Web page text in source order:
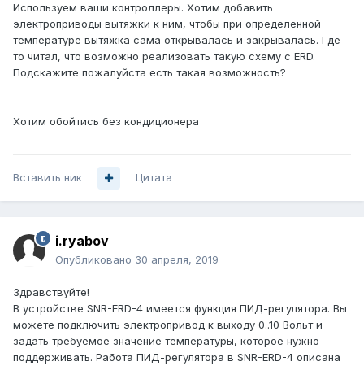
Используем ваши контроллеры. Хотим добавить
электроприводы вытяжки к ним, чтобы при определенной
температуре вытяжка сама открывалась и закрывалась. Где-
то читал, что возможно реализовать такую схему с ERD.
Подскажите пожалуйста есть такая возможность?
Хотим обойтись без кондиционера
Вставить ник Цитата
i.ryabov
Опубликовано 30 апреля, 2019
Здравствуйте!
В устройстве SNR-ERD-4 имеется функция ПИД-регулятора. Вы
можете подключить электропривод к выходу 0..10 Вольт и
задать требуемое значение температуры, которое нужно
поддерживать. Работа ПИД-регулятора в SNR-ERD-4 описана